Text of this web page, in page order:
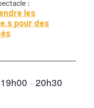
:
les
pour des
19h00 –20h30